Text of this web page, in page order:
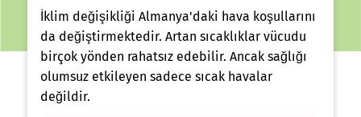
İklim değişikliği Almanya'daki hava koşullarını
da değiştirmektedir. Artan sıcaklıklar vücudu
birçok yönden rahatsız edebilir. Ancak sağlığı
olumsuz etkileyen sadece sıcak havalar
değildir.